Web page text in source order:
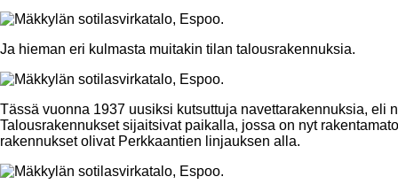
Ja hieman eri kulmasta muitakin tilan talousrakennuksia.
Tässä vuonna 1937 uusiksi kutsuttuja navettarakennuksia, eli
Talousrakennukset sijaitsivat paikalla, jossa on nyt
rakennukset olivat Perkkaantien linjauksen alla.